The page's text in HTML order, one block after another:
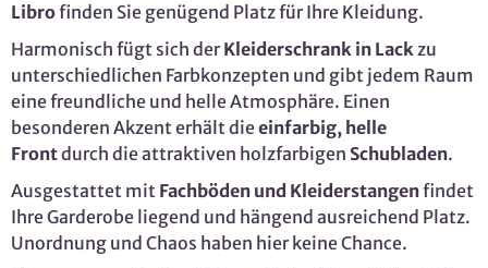
Librofinden Sie genügend Platz für Ihre Kleidung.
Harmonisch fügt sich derKleiderschrank in Lackzu
unterschiedlichen Farbkonzepten und gibt jedem Raum
eine freundliche und helle Atmosphäre. Einen
besonderen Akzent erhält dieeinfarbig, helle
Frontdurch die attraktiven holzfarbigen Schubladen.
Ausgestattet mit Fachböden und Kleiderstangenfindet
Ihre Garderobe liegend und hängend ausreichend Platz.
Unordnung und Chaos haben hier keine Chance.